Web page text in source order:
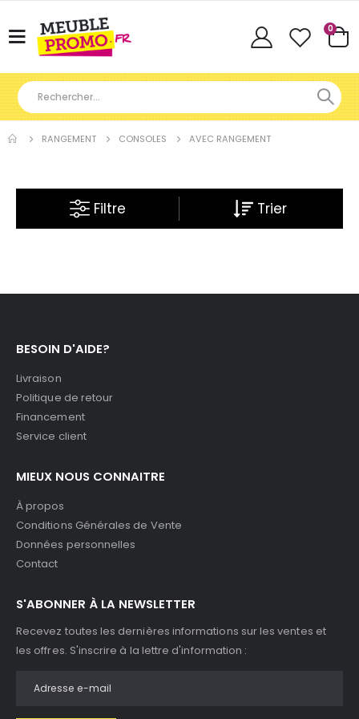
Basculer
Cart
0
RANGEMENT CONSOLES AVEC RANGEMENT
Filtre
BESOIN D'AIDE?
Livraison
Politique de retour
Financement
Service client
MIEUX NOUS CONNAITRE
À propos
Conditions Générales de Vente
Données personnelles
Contact
S'ABONNER À LA NEWSLETTER
Recevez toutes les dernières informations sur les ventes et
les offres. S'inscrire à la lettre d'information :